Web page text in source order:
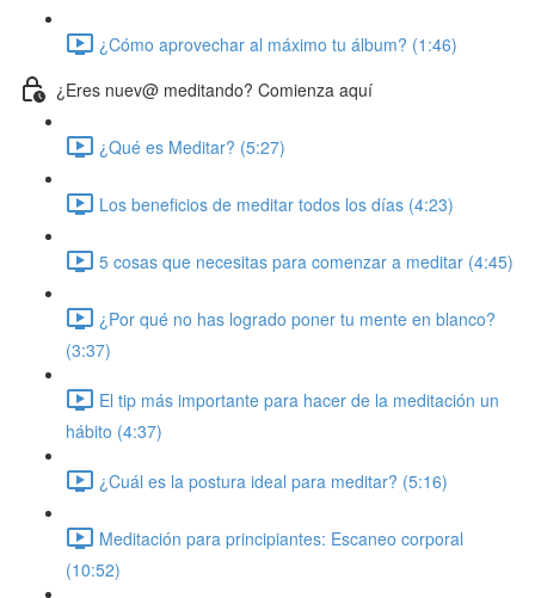
¿Cómo aprovechar al máximo tu álbum? (1:46)
¿Eres nuev@ meditando? Comienza aquí
¿Qué es Meditar? (5:27)
Los beneficios de meditar todos los días (4:23)
5 cosas que necesitas para comenzar a meditar (4:45)
¿Por qué no has logrado poner tu mente en blanco?
(3:37)
El tip más importante para hacer de la meditación un
hábito (4:37)
¿Cuál es la postura ideal para meditar? (5:16)
Meditación para principiantes: Escaneo corporal
(10:52)